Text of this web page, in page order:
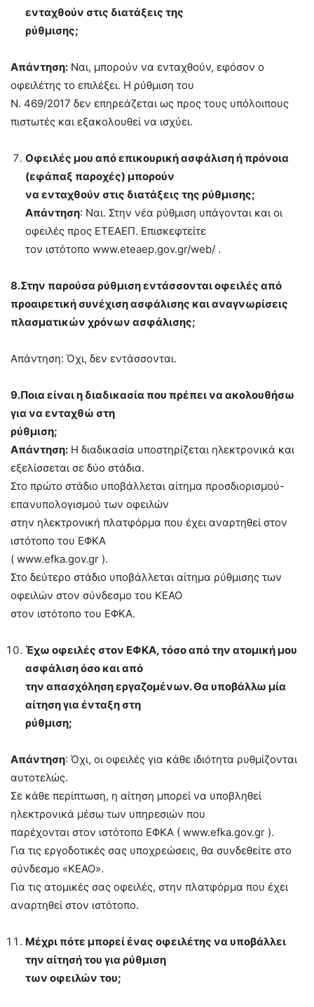
ενταχθούν στις διατάξεις της
ρύθμισης;
Απάντηση: Ναι, μπορούν να ενταχθούν, εφόσον ο
οφειλέτης το επιλέξει. Η ρύθμιση του
Ν. 469/2017 δεν επηρεάζεται ως προς τους υπόλοιπους
πιστωτές και εξακολουθεί να ισχύει.
Οφειλές μου από επικουρική ασφάλιση ή πρόνοια
(εφάπαξ παροχές) μπορούν
να ενταχθούν στις διατάξεις της ρύθμισης;
Απάντηση: Ναι. Στην νέα ρύθμιση υπάγονται και οι
οφειλές προς ΕΤΕΑΕΠ. Επισκεφτείτε
τον ιστότοπο www.eteaep.gov.gr/web/ .
8.Στην παρούσα ρύθμιση εντάσσονται οφειλές από
προαιρετική συνέχισηασφάλισης και αναγνωρίσεις
πλασματικών χρόνων ασφάλισης;
Απάντηση: Όχι, δεν εντάσσονται.
9.Ποια είναι η διαδικασία που πρέπει να ακολουθήσω
για να ενταχθώ στη
ρύθμιση;
Απάντηση: Η διαδικασία υποστηρίζεται ηλεκτρονικά και
εξελίσσεται σε δύο στάδια.
Στο πρώτο στάδιο υποβάλλεται αίτημα προσδιορισμού-
επανυπολογισμού των οφειλών
στην ηλεκτρονική πλατφόρμα που έχει αναρτηθεί στον
ιστότοπο του ΕΦΚΑ
( www.efka.gov.gr ).
Στο δεύτερο στάδιο υποβάλλεται αίτημα ρύθμισης των
οφειλών στον σύνδεσμο του ΚΕΑΟ
στον ιστότοπο του ΕΦΚΑ.
Έχω οφειλές στον ΕΦΚΑ, τόσο από την ατομική μου
ασφάλιση όσο και από
την απασχόληση εργαζομένων. Θα υποβάλλω μία
αίτηση για ένταξη στη
ρύθμιση;
Απάντηση: Όχι, οι οφειλές για κάθε ιδιότητα ρυθμίζονται
αυτοτελώς.
Σε κάθε περίπτωση, η αίτηση μπορεί να υποβληθεί
ηλεκτρονικά μέσω των υπηρεσιών που
παρέχονται στον ιστότοπο ΕΦΚΑ ( www.efka.gov.gr ).
Για τις εργοδοτικές σας υποχρεώσεις, θα συνδεθείτε στο
σύνδεσμο «ΚΕΑΟ».
Για τις ατομικές σας οφειλές, στην πλατφόρμα που έχει
αναρτηθεί στον ιστότοπο.
Μέχρι πότε μπορεί ένας οφειλέτης να υποβάλλει
την αίτησή του για ρύθμιση
των οφειλών του;